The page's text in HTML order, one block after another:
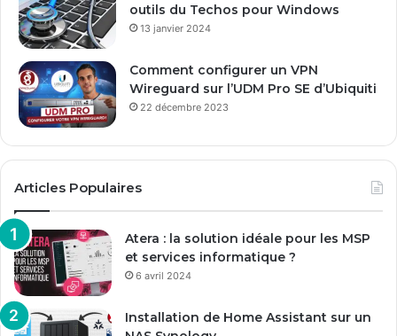
outils du Techos pour Windows
13 janvier 2024
Comment configurer un VPN
Wireguard sur l’UDM Pro SE d’Ubiquiti
22 décembre 2023
Articles Populaires
Atera : la solution idéale pour les MSP
et services informatique ?
6 avril 2024
Installation de Home Assistant sur un